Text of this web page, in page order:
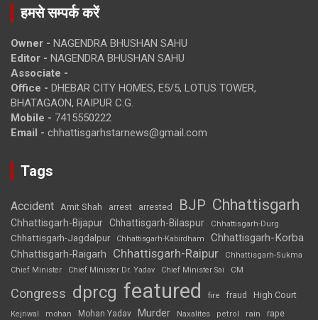
हमसे सम्पर्क करें
Owner - NAGENDRA BHUSHAN SAHU
Editor - NAGENDRA BHUSHAN SAHU
Associate -
Office - DHEBAR CITY HOMES, E5/5, LOTUS TOWER,
BHATAGAON, RAIPUR C.G.
Mobile - 7415550222
Email - chhattisgarhstarnews@gmail.com
Tags
Accident Amit Shah arrest arrested BJP Chhattisgarh
Chhattisgarh-Bijapur Chhattisgarh-Bilaspur Chhattisgarh-Durg
Chhattisgarh-Jagdalpur Chhattisgarh-Kabirdham Chhattisgarh-Korba
Chhattisgarh-Raigarh Chhattisgarh-Raipur
Chhattisgarh-Sukma
Chief Minister
Chief Minister Dr. Yadav Chief Minister Sai CM
Congress dprcg featured fire fraud High Court
Kejriwal mohan Mohan Yadav Murder Naxalites petrol rain rape